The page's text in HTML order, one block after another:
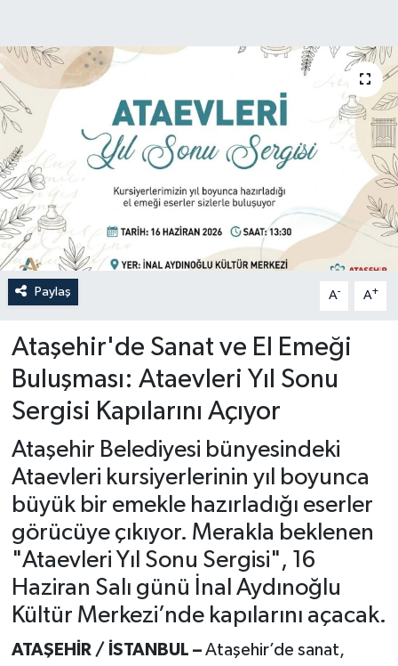
Paylaş A- A+
Ataşehir'de Sanat ve El Emeği
Buluşması: Ataevleri Yıl Sonu
Sergisi Kapılarını Açıyor
Ataşehir Belediyesi bünyesindeki
Ataevleri kursiyerlerinin yıl boyunca
büyük bir emekle hazırladığı eserler
görücüye çıkıyor. Merakla beklenen
"Ataevleri Yıl Sonu Sergisi", 16
Haziran Salı günü İnal Aydınoğlu
Kültür Merkezi’nde kapılarını açacak.
ATAŞEHİR / İSTANBUL –Ataşehir’de sanat,